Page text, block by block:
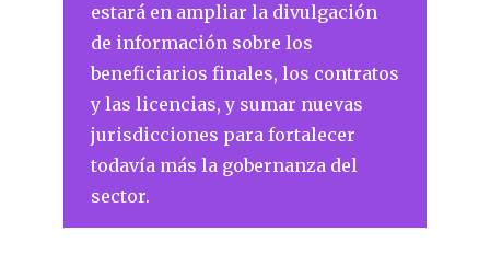
estará en ampliar la divulgación
de información sobre los
beneficiarios finales, los contratos
y las licencias, y sumar nuevas
jurisdicciones para fortalecer
todavía más la gobernanza del
sector.